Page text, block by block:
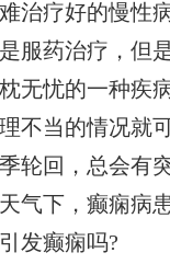
治疗好的慢性
服药治疗，但
无忧的一种疾
不当的情况就
轮回，总会有
气下，癫痫病
发癫痫吗?